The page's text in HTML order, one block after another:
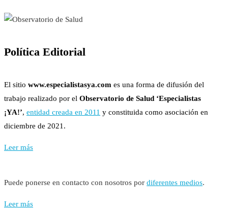
Política Editorial
El sitio www.especialistasya.com es una forma de difusión del
trabajo realizado por el Observatorio de Salud ‘Especialistas
¡YA!’, entidad creada en 2011 y constituida como asociación en
diciembre de 2021.
Leer más
Puede ponerse en contacto con nosotros por diferentes medios.
Leer más